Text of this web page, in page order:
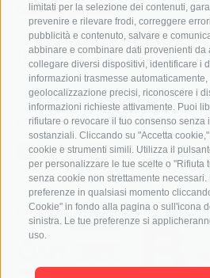
limitati per la selezione dei contenuti,
prevenire e rilevare frodi, correggere
pubblicità e contenuto, salvare e
abbinare e combinare dati provenienti da
collegare diversi dispositivi, identificare i
informazioni trasmesse
geolocalizzazione precisi, riconoscere i
informazioni richieste attivamente. Puoi
rifiutare o revocare il tuo consenso senza
sostanziali. Cliccando su "Accetta
cookie e strumenti simili. Utilizza il
per personalizzare le tue scelte o "Rifiuta
senza cookie non strettamente
preferenze in qualsiasi momento
Cookie" in fondo alla pagina o sull'icona
sinistra. Le tue preferenze si
uso.
Follow us
Orars de giaurida:
dal lunesc al vënerdi dala 9:00 ala
de sada dala 9.00 ala 16.00 (lugio
12:30)
Partner